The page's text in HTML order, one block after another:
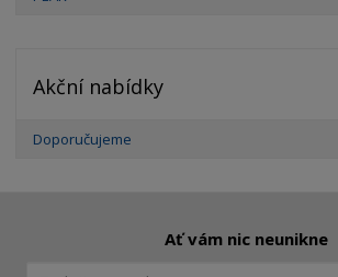
Akční nabídky
Doporučujeme
Ať vám nic neunikne